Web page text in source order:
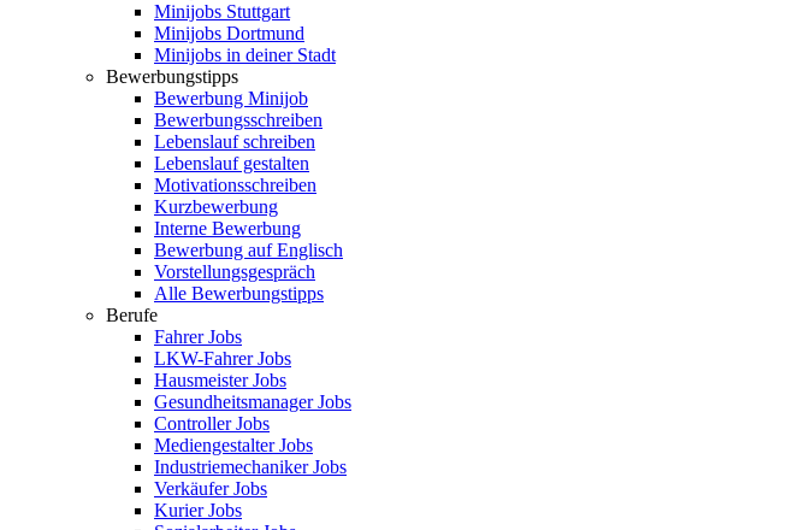
Minijobs Stuttgart
Minijobs Dortmund
Minijobs in deiner Stadt
Bewerbungstipps
Bewerbung Minijob
Bewerbungsschreiben
Lebenslauf schreiben
Lebenslauf gestalten
Motivationsschreiben
Kurzbewerbung
Interne Bewerbung
Bewerbung auf Englisch
Vorstellungsgespräch
Alle Bewerbungstipps
Berufe
Fahrer Jobs
LKW-Fahrer Jobs
Hausmeister Jobs
Gesundheitsmanager Jobs
Controller Jobs
Mediengestalter Jobs
Industriemechaniker Jobs
Verkäufer Jobs
Kurier Jobs